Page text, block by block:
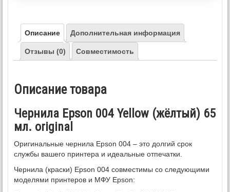
Описание Дополнительная информация
Отзывы (0) Совместимость
Описание товара
Чернила Epson 004 Yellow (жёлтый) 65
мл. original
Оригинальные чернила Epson 004 – это долгий срок
службы вашего принтера и идеальные отпечатки.
Чернила (краски) Epson 004 cовместимы со следующими
моделями принтеров и МФУ Epson: